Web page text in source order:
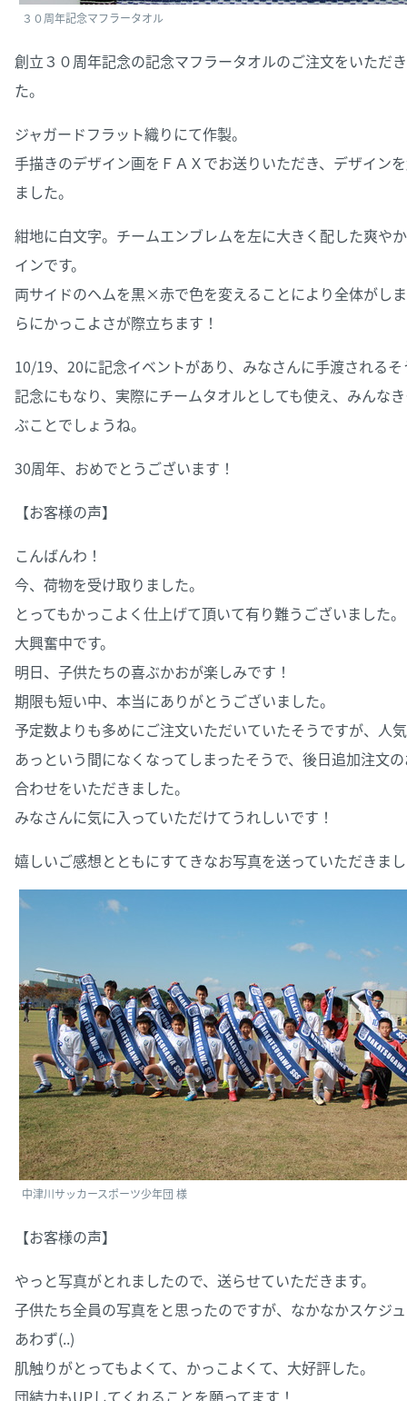
３０周年記念マフラータオル
創立３０周年記念の記念マフラータオルのご注文をいただ
た。
ジャガードフラット織りにて作製。
手描きのデザイン画をＦＡＸでお送りいただき、デザイン
ました。
紺地に白文字。チームエンブレムを左に大きく配した爽や
インです。
両サイドのヘムを黒×赤で色を変えることにより全体がし
らにかっこよさが際立ちます！
10/19、20に記念イベントがあり、みなさんに手渡されるそ
記念にもなり、実際にチームタオルとしても使え、みんな
ぶことでしょうね。
30周年、おめでとうございます！
【お客様の声】
こんばんわ！
今、荷物を受け取りました。
とってもかっこよく仕上げて頂いて有り難うございました。
大興奮中です。
明日、子供たちの喜ぶかおが楽しみです！
期限も短い中、本当にありがとうございました。
予定数よりも多めにご注文いただいていたそうですが、人
あっという間になくなってしまったそうで、後日追加注文
合わせをいただきました。
みなさんに気に入っていただけてうれしいです！
嬉しいご感想とともにすてきなお写真を送っていただきま
中津川サッカースポーツ少年団 様
【お客様の声】
やっと写真がとれましたので、送らせていただきます。
子供たち全員の写真をと思ったのですが、なかなかスケジ
あわず(..)
肌触りがとってもよくて、かっこよくて、大好評した。
団結力もUPしてくれることを願ってます！